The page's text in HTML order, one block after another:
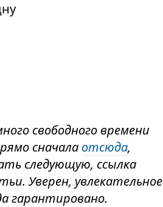
свободного времени
сначала отсюда,
следующую, ссылка
Уверен, увлекательное
гарантировано.